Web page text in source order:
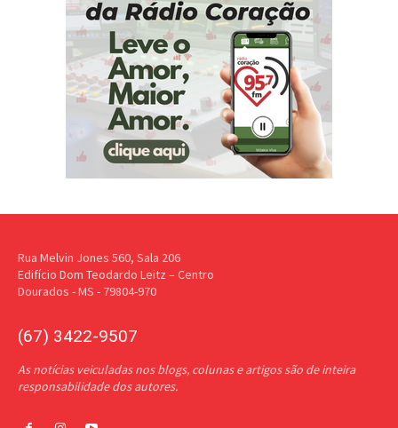
Rua Melvin Jones 560, Sala 206
Edifício Dom Teodardo Leitz – Centro
Dourados - MS - 79804-970
(67) 3422-9507
As notícias veiculadas nos blogs, colunas e artigos são de inteira
responsabilidade dos autores.